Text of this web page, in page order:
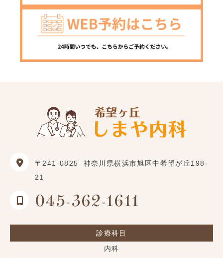
〒241-0825
神奈川県横浜市旭区中希望が丘198-
21
045-362-1611
診療科目
内科